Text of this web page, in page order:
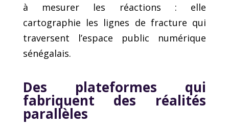
à mesurer les réactions : elle
cartographie les lignes de fracture qui
traversent l’espace public numérique
sénégalais.
Des plateformes qui
fabriquent des réalités
parallèles